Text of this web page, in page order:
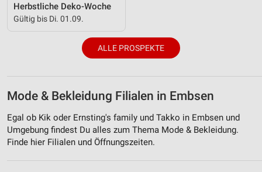
Herbstliche Deko-Woche
Gültig bis Di. 01.09.
ALLE PROSPEKTE
Mode & Bekleidung Filialen in Embsen
Egal ob Kik oder Ernsting's family und Takko in Embsen und
Umgebung findest Du alles zum Thema Mode & Bekleidung.
Finde hier Filialen und Öffnungszeiten.